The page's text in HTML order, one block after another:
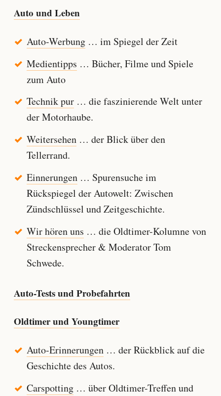
Auto und Leben
Auto-Werbung… im Spiegel der Zeit
Medientipps … Bücher, Filme und Spiele
zum Auto
Technik pur… die faszinierende Welt unter
der Motorhaube.
Weitersehen… der Blick über den
Tellerrand.
Einnerungen… Spurensuche im
Rückspiegel der Autowelt: Zwischen
Zündschlüssel und Zeitgeschichte.
Wir hören uns … die Oldtimer-Kolumne von
Streckensprecher & Moderator Tom
Schwede.
Auto-Tests und Probefahrten
Oldtimer und Youngtimer
Auto-Erinnerungen… der Rückblick auf die
Geschichte des Autos.
Carspotting… über Oldtimer-Treffen und